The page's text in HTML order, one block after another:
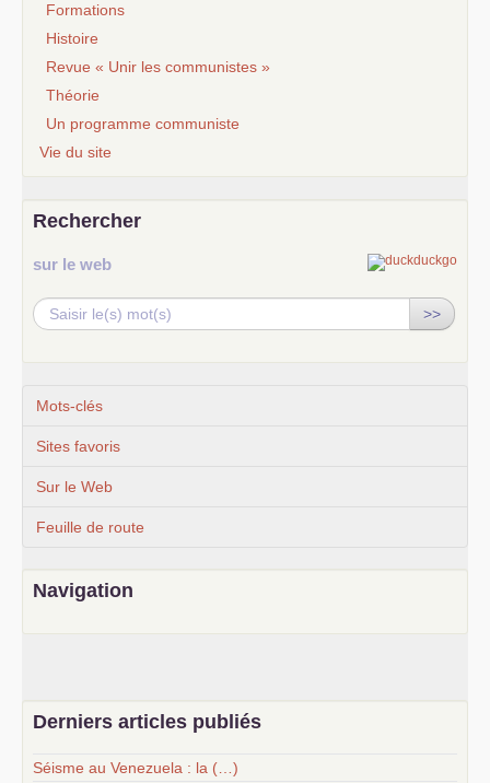
Formations
Histoire
Revue « Unir les communistes »
Théorie
Un programme communiste
Vie du site
Rechercher
sur le web
>>
Mots-clés
Sites favoris
Sur le Web
Feuille de route
Navigation
Derniers articles publiés
Séisme au Venezuela : la (…)